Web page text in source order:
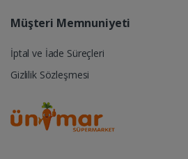
Müşteri Memnuniyeti
İptal ve İade Süreçleri
Gizlilik Sözleşmesi